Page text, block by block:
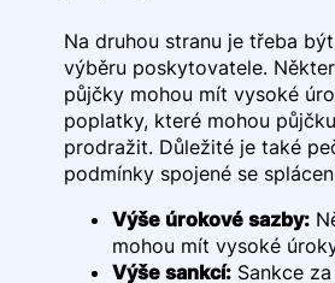
Na druhou stranu je třeba
výběru poskytovatele.
půjčky mohou mít vysoké
poplatky, které mohou
prodražit. Důležité je také
podmínky spojené se
Výše úrokové sazby:
mohou mít vysoké
Výše sankcí:Sankce za